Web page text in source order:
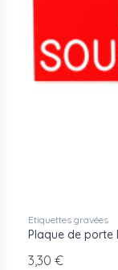
Etiquettes gravées
Plaque de porte
3,30 €